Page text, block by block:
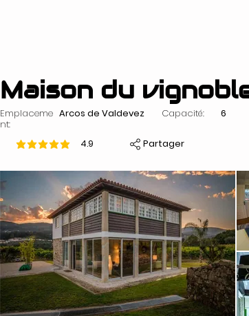
Maison du
Emplaceme
nt:
Arcos de Valdevez Capacité: 6
4.9
la note moyenne est 4.9 sur 5Partager